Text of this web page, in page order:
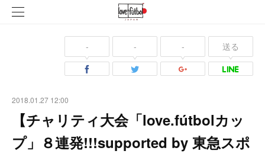
- - - 送る
2018.01.27 12:00
【チャリティ大会「love.fútbolカッ
プ」８連発!!!supported by 東急スポ